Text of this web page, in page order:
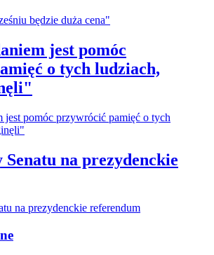
jest pomóc
o tych ludziach,
Senatu na prezydenckie